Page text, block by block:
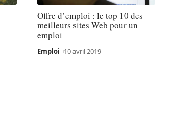
Offre d’emploi : le top 10 des
meilleurs sites Web pour un
emploi
Emploi 10 avril 2019